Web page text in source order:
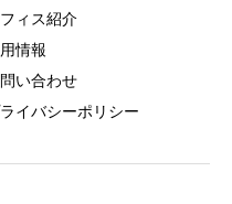
ィス紹介
情報
い合わせ
イバシーポリシー